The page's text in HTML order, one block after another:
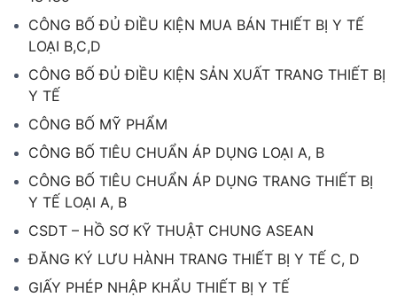
CÔNG BỐ ĐỦ ĐIỀU KIỆN MUA BÁN THIẾT BỊ Y TẾ
LOẠI B,C,D
CÔNG BỐ ĐỦ ĐIỀU KIỆN SẢN XUẤT TRANG THIẾT BỊ
Y TẾ
CÔNG BỐ MỸ PHẨM
CÔNG BỐ TIÊU CHUẨN ÁP DỤNG LOẠI A, B
CÔNG BỐ TIÊU CHUẨN ÁP DỤNG TRANG THIẾT BỊ
Y TẾ LOẠI A, B
CSDT – HỒ SƠ KỸ THUẬT CHUNG ASEAN
ĐĂNG KÝ LƯU HÀNH TRANG THIẾT BỊ Y TẾ C, D
GIẤY PHÉP NHẬP KHẨU THIẾT BỊ Y TẾ